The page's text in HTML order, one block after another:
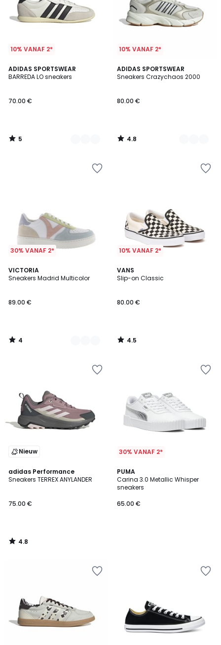
10% VANAF 2*
ADIDAS SPORTSWEAR
BARREDA LO sneakers
70.00 €
5
/
2
Kleuren
5
/
10% VANAF 2*
ADIDAS SPORTSWEAR
Sneakers Crazychaos 2000
80.00 €
4.8
/ 5
2
Kleuren
4.8
/
30% VANAF 2*
VICTORIA
Sneakers Madrid Multicolor
89.00 €
4
/
2
Kleuren
4
/
10% VANAF 2*
VANS
Slip-on Classic
80.00 €
4.5
/ 5
4.5
/
Nieuw
adidas Performance
Sneakers TERREX ANYLANDER
75.00 €
4.8
/ 5
4.8
/
30% VANAF 2*
PUMA
Carina 3.0 Metallic Whisper
sneakers
65.00 €